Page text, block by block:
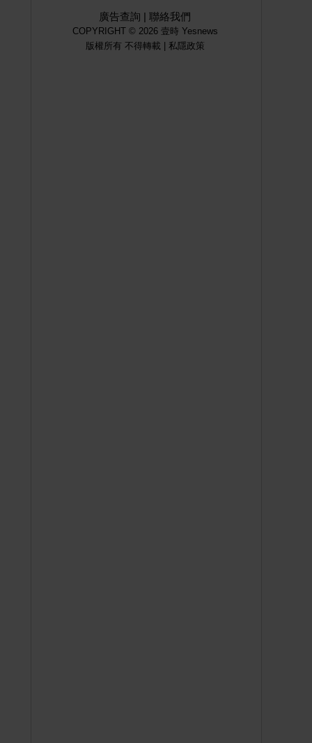
廣告查詢 | 聯絡我們
COPYRIGHT © 2026 壹時 Yesnews
版權所有 不得轉載 | 私隱政策